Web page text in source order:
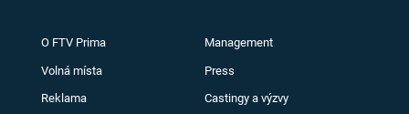
O FTV Prima Management
Volná místa Press
Reklama Castingy a výzvy